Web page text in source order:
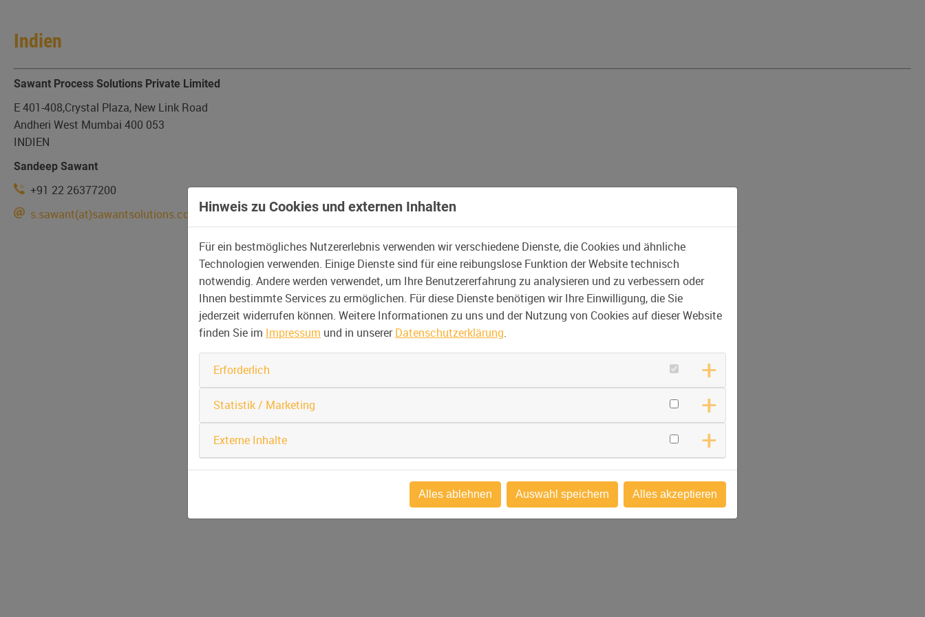
Indien
Sawant Process Solutions Private Limited
E 401-408,Crystal Plaza, New Link Road
Andheri West Mumbai 400 053
INDIEN
Sandeep Sawant
+91 22 26377200
s.sawant(at)sawantsolutions.com Hinweis zu Cookies und externen Inhalten
Für ein bestmögliches Nutzererlebnis verwenden wir verschiedene Dienste, die Cookies und ähnliche
Technologien verwenden. Einige Dienste sind für eine reibungslose Funktion der Website technisch
notwendig. Andere werden verwendet, um Ihre Benutzererfahrung zu analysieren und zu verbessern oder
Ihnen bestimmte Services zu ermöglichen. Für diese Dienste benötigen wir Ihre Einwilligung, die Sie
jederzeit widerrufen können. Weitere Informationen zu uns und der Nutzung von Cookies auf dieser Website
finden Sie im Impressum und in unsererDatenschutzerklärung.
Erforderlich
Statistik / Marketing
Externe Inhalte
Alles ablehnen Auswahl speichern Alles akzeptieren